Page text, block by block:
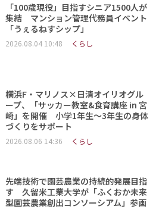
「100歳現役」目指すシニア1500人が
集結 マンション管理代務員イベント
「うぇるねすシップ」
2026.08.04 10:48 くらし
横浜F・マリノス×日清オイリオグル
ープ、「サッカー教室&食育講座 in 宮
崎」を開催 小学1年生～3年生の身体
づくりをサポート
2026.08.06 14:36 くらし
先端技術で園芸農業の持続的発展目指
す 久留米工業大学が「ふくおか未来
型園芸農業創出コンソーシアム」参画